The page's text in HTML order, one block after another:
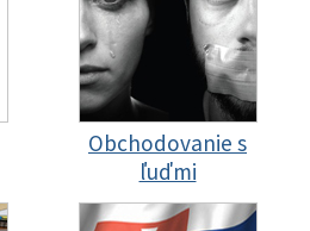
Obchodovanie s
ľuďmi